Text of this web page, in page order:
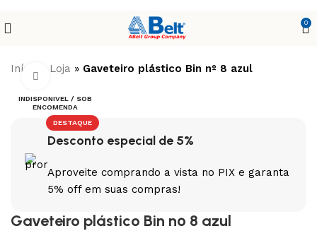
0
Início Loja » Gaveteiro plástico Bin nº 8 azul
INDISPONIVEL / SOB
ENCOMENDA
DESTAQUE
Clique para ampliar
Desconto especial de 5%
Aproveite comprando a vista no PIX e garanta
5% off em suas compras!
Gaveteiro plástico Bin nº 8 azul